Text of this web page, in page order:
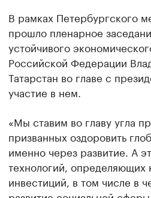
В рамках Петербургского
прошло пленарное
устойчивого
Российской Федерации
Татарстан во главе с
участие в нем.
«Мы ставим во главу угла
призванных оздоровить
именно через развитие. А
технологий, определяющих
инвестиций, в том числе в